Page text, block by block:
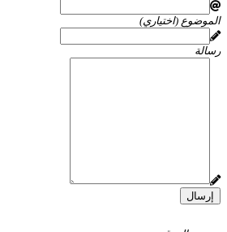
الموضوع (اختياري)
رسالة
إرسال